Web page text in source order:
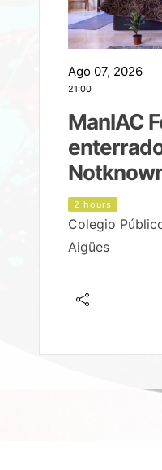
Ago 07, 2026
21:00
ManIAC
2 hours
Colegio
Aigües